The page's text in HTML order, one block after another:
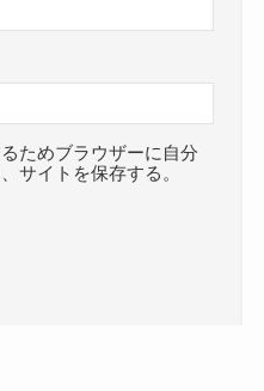
ためブラウザーに自分
サイトを保存する。